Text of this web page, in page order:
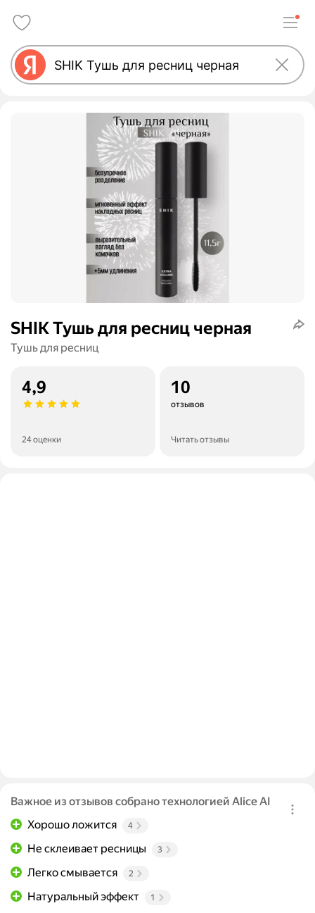
SHIK Тушь для ресниц черная
Тушь для ресниц
4,9
24 оценки
10
отзывов
Читать отзывы
Важное из отзывов собрано технологией Alice AI
Хорошо ложится
4
Не склеивает ресницы 3
Легко смывается 2
Натуральный эффект 1